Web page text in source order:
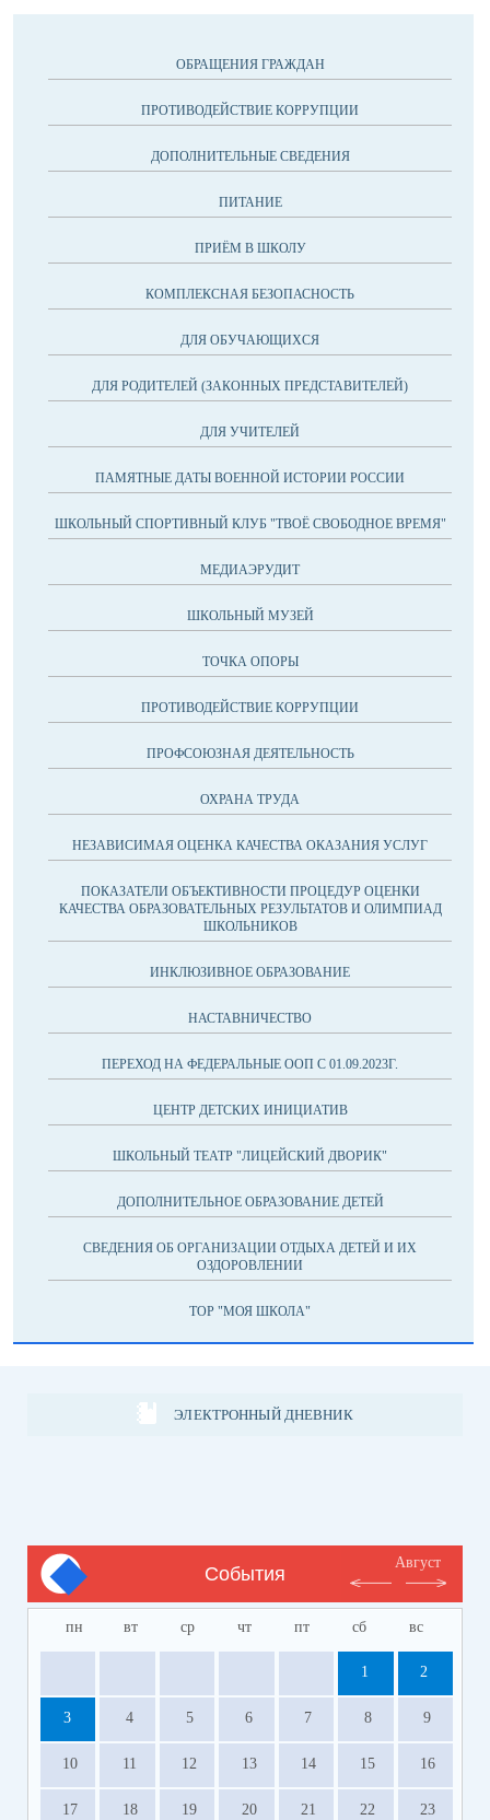
ОБРАЩЕНИЯ ГРАЖДАН
ПРОТИВОДЕЙСТВИЕ КОРРУПЦИИ
ДОПОЛНИТЕЛЬНЫЕ СВЕДЕНИЯ
ПИТАНИЕ
ПРИЁМ В ШКОЛУ
КОМПЛЕКСНАЯ БЕЗОПАСНОСТЬ
ДЛЯ ОБУЧАЮЩИХСЯ
ДЛЯ РОДИТЕЛЕЙ (ЗАКОННЫХ ПРЕДСТАВИТЕЛЕЙ)
ДЛЯ УЧИТЕЛЕЙ
ПАМЯТНЫЕ ДАТЫ ВОЕННОЙ ИСТОРИИ РОССИИ
ШКОЛЬНЫЙ СПОРТИВНЫЙ КЛУБ "ТВОЁ СВОБОДНОЕ ВРЕМЯ"
МЕДИАЭРУДИТ
ШКОЛЬНЫЙ МУЗЕЙ
ТОЧКА ОПОРЫ
ПРОТИВОДЕЙСТВИЕ КОРРУПЦИИ
ПРОФСОЮЗНАЯ ДЕЯТЕЛЬНОСТЬ
ОХРАНА ТРУДА
НЕЗАВИСИМАЯ ОЦЕНКА КАЧЕСТВА ОКАЗАНИЯ УСЛУГ
ПОКАЗАТЕЛИ ОБЪЕКТИВНОСТИ ПРОЦЕДУР ОЦЕНКИ
КАЧЕСТВА ОБРАЗОВАТЕЛЬНЫХ РЕЗУЛЬТАТОВ И ОЛИМПИАД
ШКОЛЬНИКОВ
ИНКЛЮЗИВНОЕ ОБРАЗОВАНИЕ
НАСТАВНИЧЕСТВО
ПЕРЕХОД НА ФЕДЕРАЛЬНЫЕ ООП С 01.09.2023Г.
ЦЕНТР ДЕТСКИХ ИНИЦИАТИВ
ШКОЛЬНЫЙ ТЕАТР "ЛИЦЕЙСКИЙ ДВОРИК"
ДОПОЛНИТЕЛЬНОЕ ОБРАЗОВАНИЕ ДЕТЕЙ
СВЕДЕНИЯ ОБ ОРГАНИЗАЦИИ ОТДЫХА ДЕТЕЙ И ИХ
ОЗДОРОВЛЕНИИ
ТОР "МОЯ ШКОЛА"
ЭЛЕКТРОННЫЙ ДНЕВНИК
События
Август
пн вт ср чт пт сб вс
1 2
3 4 5 6 7 8 9
10 11 12 13 14 15 16
17 18 19 20 21 22 23